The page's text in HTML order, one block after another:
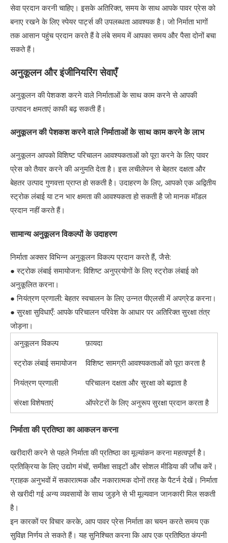
सेवा प्रदान करनी चाहिए। इसके अतिरिक्त, समय के साथ आपके पावर प्रेस को
बनाए रखने के लिए स्पेयर पार्ट्स की उपलब्धता आवश्यक है। जो निर्माता भागों
तक आसान पहुंच प्रदान करते हैं वे लंबे समय में आपका समय और पैसा दोनों बचा
सकते हैं।
अनुकूलन और इंजीनियरिंग सेवाएँ
अनुकूलन की पेशकश करने वाले निर्माताओं के साथ काम करने से आपकी
उत्पादन क्षमताएं काफी बढ़ सकती हैं।
अनुकूलन की पेशकश करने वाले निर्माताओं के साथ काम करने के लाभ
अनुकूलन आपको विशिष्ट परिचालन आवश्यकताओं को पूरा करने के लिए पावर
प्रेस को तैयार करने की अनुमति देता है। इस लचीलेपन से बेहतर दक्षता और
बेहतर उत्पाद गुणवत्ता प्राप्त हो सकती है। उदाहरण के लिए, आपको एक अद्वितीय
स्ट्रोक लंबाई या टन भार क्षमता की आवश्यकता हो सकती है जो मानक मॉडल
प्रदान नहीं करते हैं।
सामान्य अनुकूलन विकल्पों के उदाहरण
निर्माता अक्सर विभिन्न अनुकूलन विकल्प प्रदान करते हैं, जैसे:
● स्ट्रोक लंबाई समायोजन: विशिष्ट अनुप्रयोगों के लिए स्ट्रोक लंबाई को
अनुकूलित करना।
● नियंत्रण प्रणाली: बेहतर स्वचालन के लिए उन्नत पीएलसी में अपग्रेड करना।
● सुरक्षा सुविधाएँ: आपके परिचालन परिवेश के आधार पर अतिरिक्त सुरक्षा तंत्र
जोड़ना।
अनुकूलन विकल्प
फ़ायदा
स्ट्रोक लंबाई समायोजन
विशिष्ट सामग्री आवश्यकताओं को पूरा करता है
नियंत्रण प्रणाली
परिचालन दक्षता और सुरक्षा को बढ़ाता है
संरक्षा विशेषताएं
ऑपरेटरों के लिए अनुरूप सुरक्षा प्रदान करता है
निर्माता की प्रतिष्ठा का आकलन करना
खरीदारी करने से पहले निर्माता की प्रतिष्ठा का मूल्यांकन करना महत्वपूर्ण है।
प्रतिक्रिया के लिए उद्योग मंचों, समीक्षा साइटों और सोशल मीडिया की जाँच करें।
ग्राहक अनुभवों में सकारात्मक और नकारात्मक दोनों तरह के पैटर्न देखें। निर्माता
से खरीदी गई अन्य व्यवसायों के साथ जुड़ने से भी मूल्यवान जानकारी मिल सकती
है।
इन कारकों पर विचार करके, आप पावर प्रेस निर्माता का चयन करते समय एक
सुविज्ञ निर्णय ले सकते हैं। यह सुनिश्चित करना कि आप एक प्रतिष्ठित कंपनी